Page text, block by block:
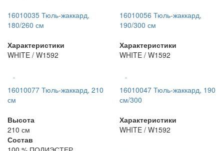
16010035 Тюль-жаккард,
180/260 см
Характеристики
WHITE / W1592
-
16010056 Тюль-жаккард,
190/300 см
Характеристики
WHITE / W1592
-
16010077 Тюль-жаккард, 210
см
Высота
210 см
Состав
16010047 Тюль-жаккард, 190
см/300
Характеристики
WHITE / W1592